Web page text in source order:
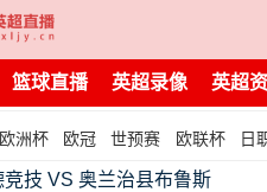
篮球直播 英超录像 英超
欧洲杯 欧冠 世预赛 欧联杯 日
竞技 VS 奥兰治县布鲁斯